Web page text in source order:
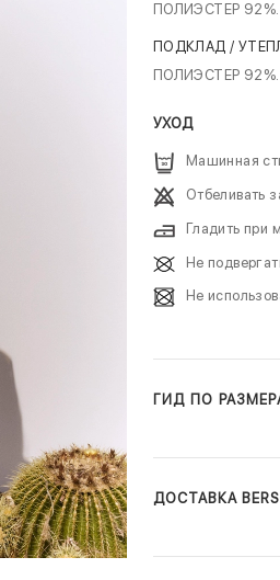
ПОЛИЭСТЕР 92%.
ПОДКЛАД /
ПОЛИЭСТЕР 92%.
УХОД
Машинная
Отбеливать
Гладить при
Не
Не
ГИД ПО
ДОСТАВКА